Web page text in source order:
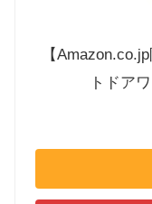
【
トドア